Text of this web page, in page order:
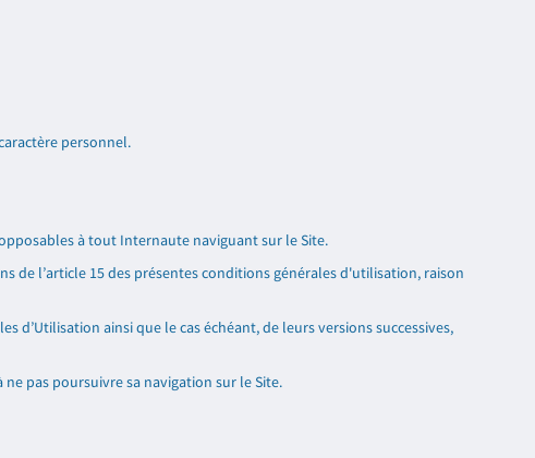
personnel.
à tout Internaute naviguant sur le Site.
de l’article 15 des présentes conditions générales d'utilisation, raison
ainsi que le cas échéant, de leurs versions successives,
pas poursuivre sa navigation sur le Site.